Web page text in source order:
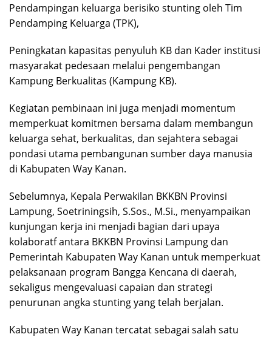
Pendampingan keluarga berisiko stunting oleh Tim
Pendamping Keluarga (TPK),
Peningkatan kapasitas penyuluh KB dan Kader institusi
masyarakat pedesaan melalui pengembangan
Kampung Berkualitas (Kampung KB).
Kegiatan pembinaan ini juga menjadi momentum
memperkuat komitmen bersama dalam membangun
keluarga sehat, berkualitas, dan sejahtera sebagai
pondasi utama pembangunan sumber daya manusia
di Kabupaten Way Kanan.
Sebelumnya, Kepala Perwakilan BKKBN Provinsi
Lampung, Soetriningsih, S.Sos., M.Si., menyampaikan
kunjungan kerja ini menjadi bagian dari upaya
kolaboratf antara BKKBN Provinsi Lampung dan
Pemerintah Kabupaten Way Kanan untuk memperkuat
pelaksanaan program Bangga Kencana di daerah,
sekaligus mengevaluasi capaian dan strategi
penurunan angka stunting yang telah berjalan.
Kabupaten Way Kanan tercatat sebagai salah satu